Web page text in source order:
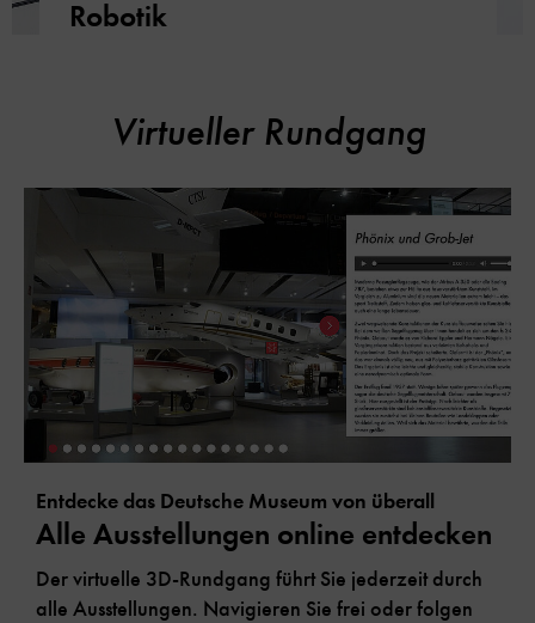
Robotik
Virtueller Rundgang
Entdecke das Deutsche Museum von überall
Alle Ausstellungen online entdecken
Der virtuelle 3D-Rundgang führt Sie jederzeit durch
alle Ausstellungen. Navigieren Sie frei oder folgen